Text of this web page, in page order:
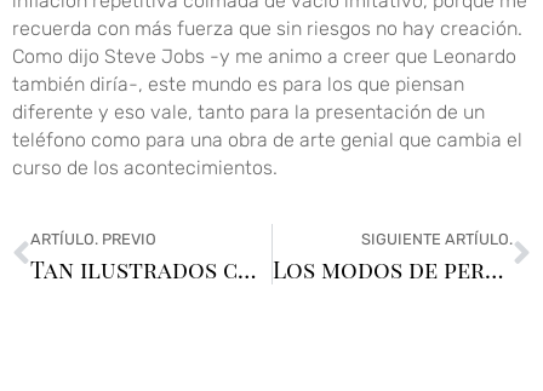
recuerda con más fuerza que sin riesgos no hay creación.
Como dijo Steve Jobs -y me animo a creer que Leonardo
también diría-, este mundo es para los que piensan
diferente y eso vale, tanto para la presentación de un
teléfono como para una obra de arte genial que cambia el
curso de los acontecimientos.
ARTÍULO. PREVIO
Tan ilustrados como desconocidos
SIGUIENTE ARTÍULO.
Los modos de perder la compustura